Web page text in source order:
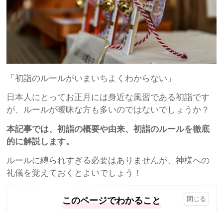
「初詣のルールがいまいちよくわからない」
日本人にとってお正月には身近な風習である初詣です
が、ルールが曖昧な方も多いのではないでしょうか？
本記事では、初詣の概要や由来、初詣のルールを徹底
的に解説します。
ルールに縛られすぎる必要はありませんが、神様への
礼儀を覚えておくとよいでしょう！
このページでわかること